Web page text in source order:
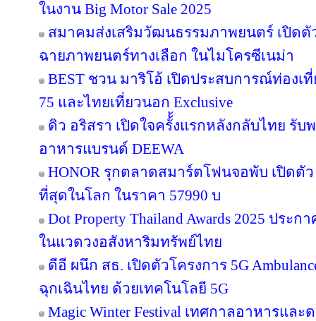
ในงาน Big Motor Sale 2025
สมาคมส่งเสริมวัฒนธรรมภาพยนตร์ เปิดตั
ฉายภาพยนตร์ทางเลือก ในไมโครซีเนม่า
BEST ชวน มาริโอ้ เปิดประสบการณ์ท่องเ
75 และไทยเที่ยวนอก Exclusive
ดิว อริสรา เปิดใจครั้้งแรกหลังกลับไทย รั
อาหารแบรนด์ DEEWA
HONOR รุกตลาดสมาร์ตโฟนจอพับ เปิดตัว
ที่สุดในโลก ในราคา 57990 บ
Dot Property Thailand Awards 2025 ประ
ในแวดวงอสังหาริมทรัพย์ไทย
ดีอี ผนึก สธ. เปิดตัวโครงการ 5G
ฉุกเฉินไทย ด้วยเทคโนโลยี 5G
Magic Winter Festival เทศกาลอาหารแ